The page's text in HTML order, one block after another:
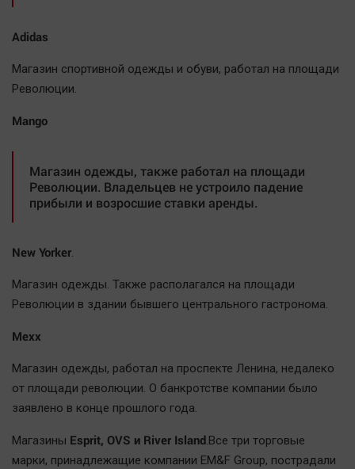
Образование
Автомобили
XX век: криминальные уроки
Новости компаний
Прогулки по городу Ч
Спецпроект
Челябинск космический
English version
Online-консультация
Актуальная тема
Афиша
Adidas
Магазин спортивной одежды и обуви, работал на площади
Революции.
Mango
Магазин одежды, также работал на площади
Революции. Владельцев не устроило падение
прибыли и возросшие ставки аренды.
New Yorker.
Магазин одежды. Также располагался на площади
Революции в здании бывшего центрального гастронома.
Mexx
Магазин одежды, работал на проспекте Ленина, недалеко
от площади революции. О банкротстве компании было
заявлено в конце прошлого года.
Магазины Esprit, OVS и River Island.Все три торговые
марки, принадлежащие компании EM&F Group, пострадали